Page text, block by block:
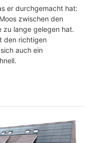
er durchgemacht hat:
zwischen den
zu lange gelegen hat.
den richtigen
auch ein